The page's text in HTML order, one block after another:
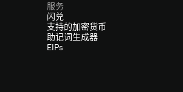
服务
闪兑
支持的加密货币
助记词生成器
EIPs